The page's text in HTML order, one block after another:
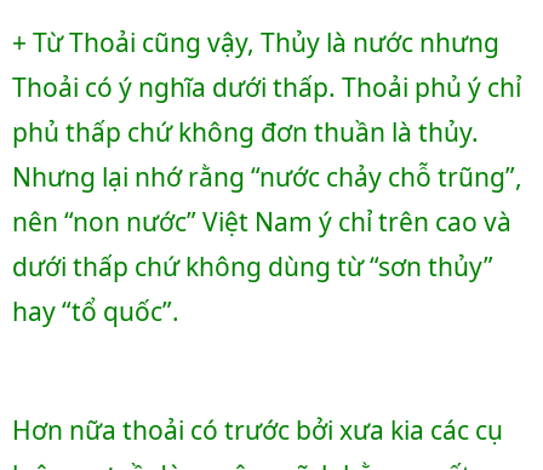
+ Từ Thoải cũng vậy, Thủy là nước nhưng
Thoải có ý nghĩa dưới thấp. Thoải phủ ý chỉ
phủ thấp chứ không đơn thuần là thủy.
Nhưng lại nhớ rằng “nước chảy chỗ trũng”,
nên “non nước” Việt Nam ý chỉ trên cao và
dưới thấp chứ không dùng từ “sơn thủy”
hay “tổ quốc”.
Hơn nữa thoải có trước bởi xưa kia các cụ